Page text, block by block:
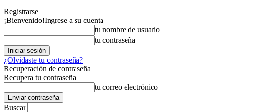
Registrarse
¡Bienvenido!Ingrese a su cuenta
tu nombre de usuario
tu contraseña
¿Olvidaste tu contraseña?
Recuperación de contraseña
Recupera tu contraseña
tu correo electrónico
Buscar